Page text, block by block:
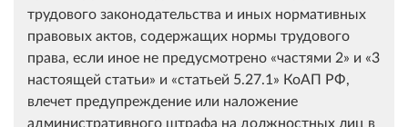
трудового законодательства и иных нормативных
правовых актов, содержащих нормы трудового
права, если иное не предусмотрено частями 2 и
3
настоящей статьи
и статьей 5.27.1
КоАП РФ,
влечет предупреждение или наложение
административного штрафа на должностных лиц в